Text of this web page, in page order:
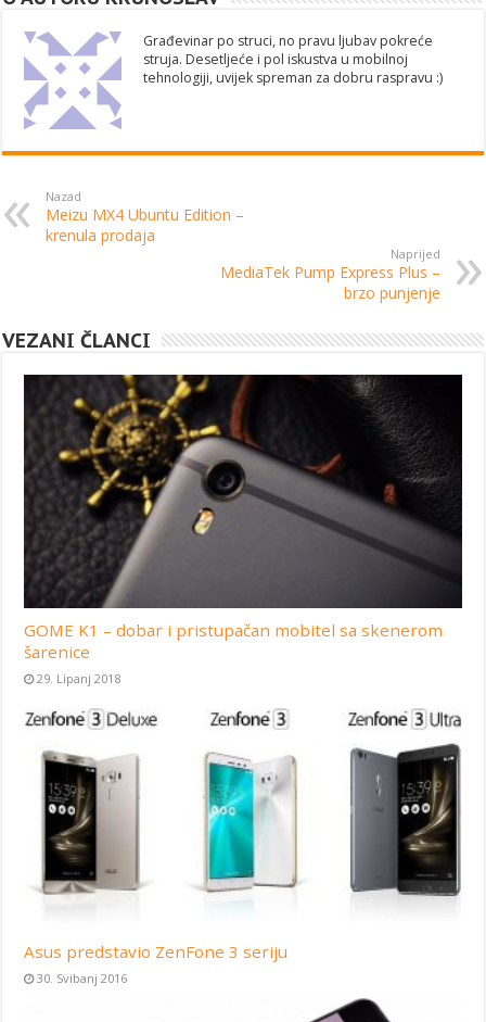
Građevinar po struci, no pravu ljubav pokreće
struja. Desetljeće i pol iskustva u mobilnoj
tehnologiji, uvijek spreman za dobru raspravu :)
Nazad
Meizu MX4 Ubuntu Edition –
krenula prodaja
Naprijed
MediaTek Pump Express Plus –
brzo punjenje
VEZANI ČLANCI
GOME K1 – dobar i pristupačan mobitel sa skenerom
šarenice
29. Lipanj 2018
Asus predstavio ZenFone 3 seriju
30. Svibanj 2016